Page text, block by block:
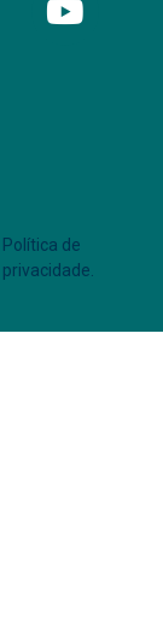
Política de
privacidade.